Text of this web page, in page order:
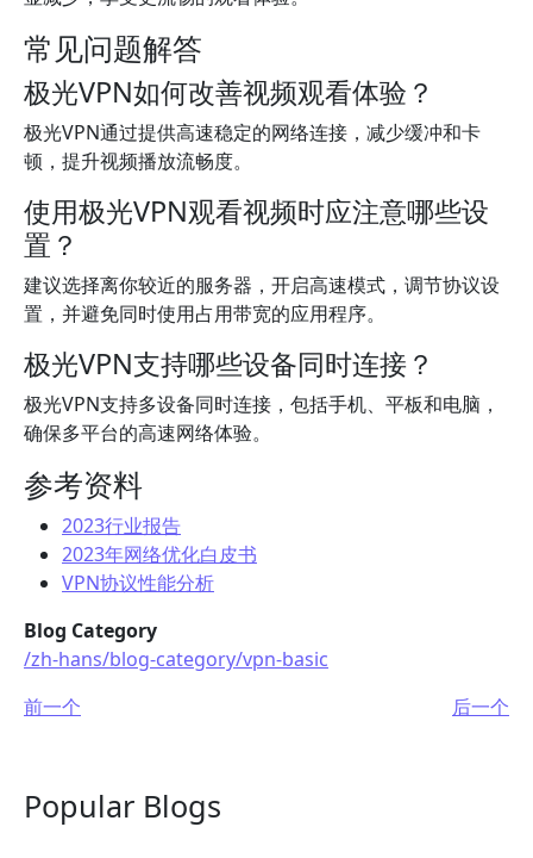
常见问题解答
极光VPN如何改善视频观看体验？
极光VPN通过提供高速稳定的网络连接，减少缓冲和卡
顿，提升视频播放流畅度。
使用极光VPN观看视频时应注意哪些设
置？
建议选择离你较近的服务器，开启高速模式，调节协议设
置，并避免同时使用占用带宽的应用程序。
极光VPN支持哪些设备同时连接？
极光VPN支持多设备同时连接，包括手机、平板和电脑，
确保多平台的高速网络体验。
参考资料
2023行业报告
2023年网络优化白皮书
VPN协议性能分析
Blog Category
/zh-hans/blog-category/vpn-basic
前一个
后一个
Popular Blogs